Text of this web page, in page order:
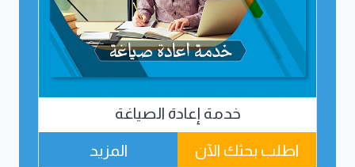
خدمة إعادة الصياغة
اطلب بحثك الآن المزيد